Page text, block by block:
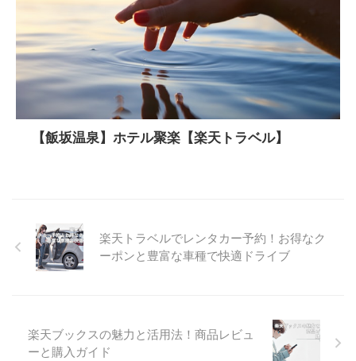
【飯坂温泉】ホテル聚楽【楽天トラベル】
楽天トラベルでレンタカー予約！お得なク
ーポンと豊富な車種で快適ドライブ
楽天ブックスの魅力と活用法！商品レビュ
ーと購入ガイド